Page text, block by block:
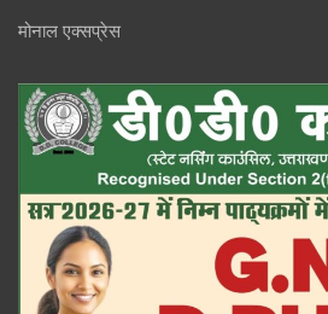
मोनाल एक्सप्रेस